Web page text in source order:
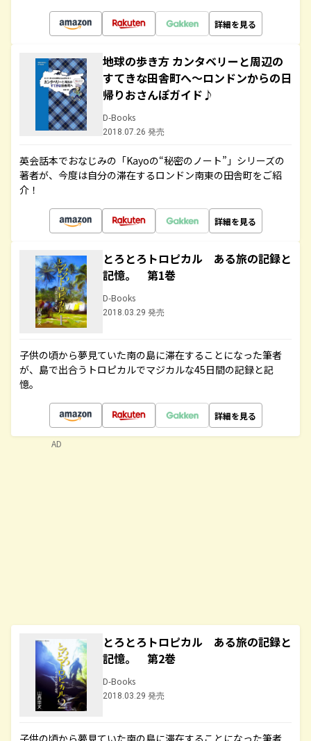
詳細を見る
地球の歩き方 カンタベリーと周辺の
すてきな田舎町へ～ロンドンからの日
帰りおさんぽガイド♪
D-Books
2018.07.26 発売
英会話本でおなじみの「Kayoの“秘密のノート”」シリーズの
著者が、今度は自分の滞在するロンドン南東の田舎町をご紹
介！
詳細を見る
とろとろトロピカル ある旅の記録と
記憶。 第1巻
D-Books
2018.03.29 発売
子供の頃から夢見ていた南の島に滞在することになった筆者
が、島で出合うトロピカルでマジカルな45日間の記録と記
憶。
詳細を見る
とろとろトロピカル ある旅の記録と
記憶。 第2巻
D-Books
2018.03.29 発売
子供の頃から夢見ていた南の島に滞在することになった筆者
AD